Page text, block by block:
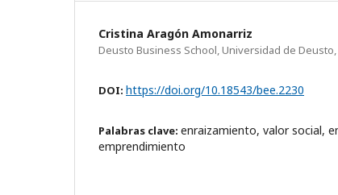
Cristina Aragón Amonarriz
Deusto Business School, Universidad de Deusto,
DOI: https://doi.org/10.18543/bee.2230
Palabras clave: enraizamiento, valor social,
emprendimiento